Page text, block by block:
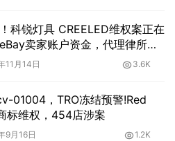
科锐灯具 CREELED维权案正在
卖家账户资金，代理律所
IP GROUP！
11月14日 3.6K
01004，TRO冻结预警!Red
标维权，454店涉案
9月16日 1.2K